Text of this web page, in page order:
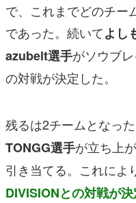
で、これまでどのチー
であった。続いてよし
azubelt選手がソウブ
の対戦が決定した。
残るは2チームとなった
TONGG選手が立ち上
引き当てる。これによ
DIVISIONとの対戦が